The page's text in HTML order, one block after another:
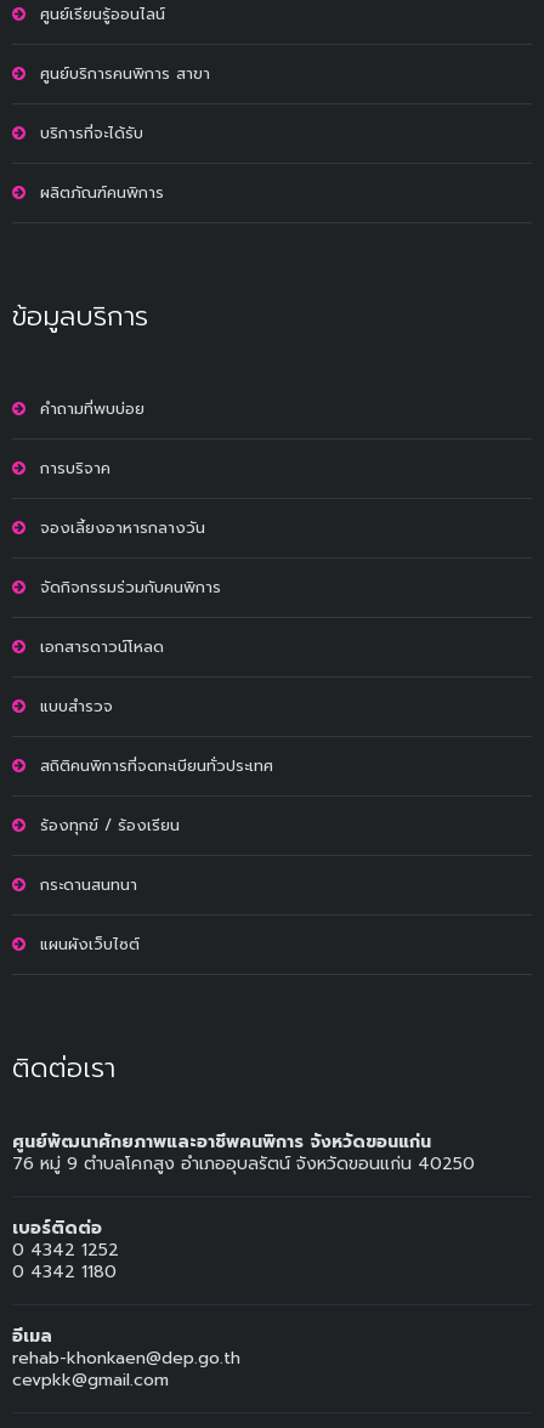
ศูนย์เรียนรู้ออนไลน์
ศูนย์บริการคนพิการ สาขา
บริการที่จะได้รับ
ผลิตภัณฑ์คนพิการ
ข้อมูลบริการ
คำถามที่พบบ่อย
การบริจาค
จองเลี้ยงอาหารกลางวัน
จัดกิจกรรมร่วมกับคนพิการ
เอกสารดาวน์โหลด
แบบสำรวจ
สถิติคนพิการที่จดทะเบียนทั่วประเทศ
ร้องทุกข์ / ร้องเรียน
กระดานสนทนา
แผนผังเว็บไซต์
ติดต่อเรา
ศูนย์พัฒนาศักยภาพและอาชีพคนพิการ จังหวัดขอนแก่น
76 หมู่ 9 ตำบลโคกสูง อำเภออุบลรัตน์ จังหวัดขอนแก่น 40250
เบอร์ติดต่อ
0 4342 1252
0 4342 1180
อีเมล
rehab-khonkaen@dep.go.th
cevpkk@gmail.com